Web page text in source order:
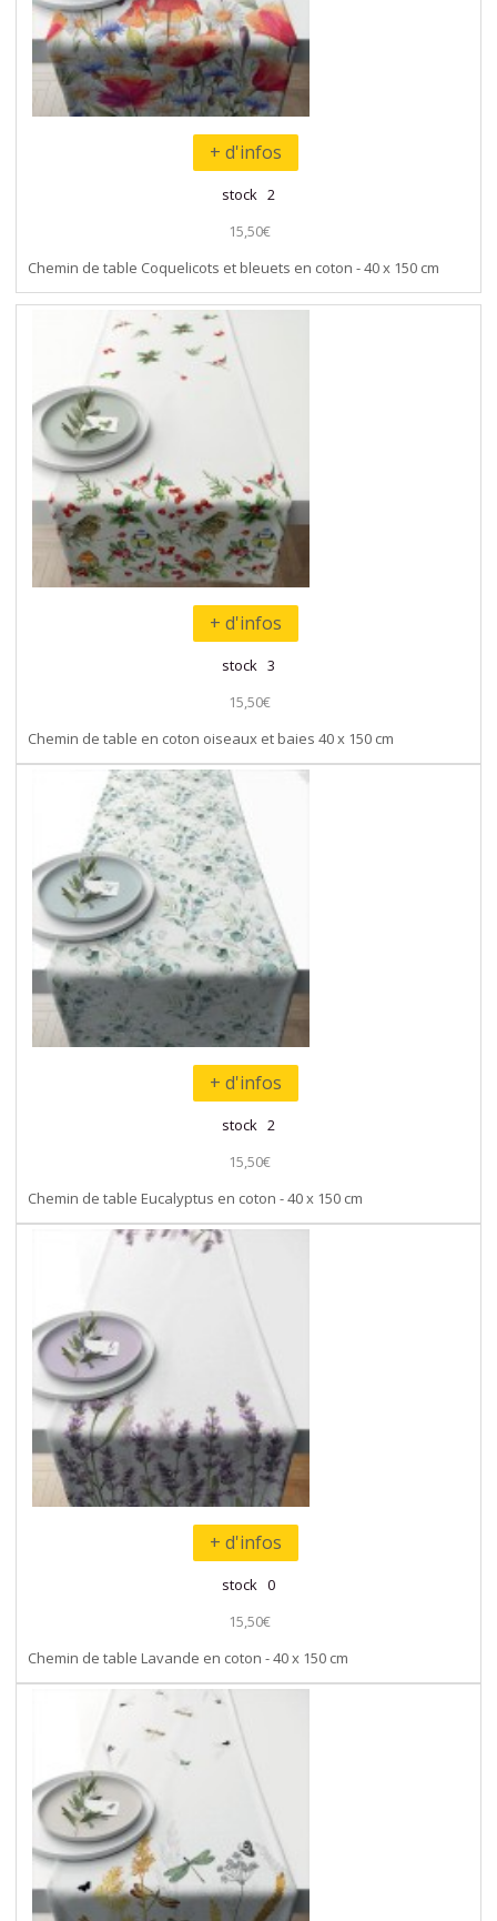
+ d'infos
stock 2
15,50€
Chemin de table Coquelicots et bleuets en coton - 40 x 150 cm
+ d'infos
stock 3
15,50€
Chemin de table en coton oiseaux et baies 40 x 150 cm
+ d'infos
stock 2
15,50€
Chemin de table Eucalyptus en coton - 40 x 150 cm
+ d'infos
stock 0
15,50€
Chemin de table Lavande en coton - 40 x 150 cm